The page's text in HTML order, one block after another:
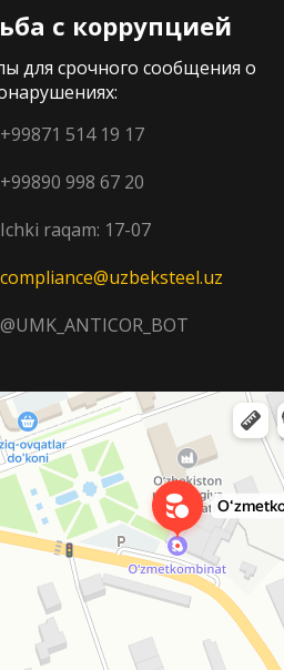
с коррупцией
для срочного сообщения о
+99871 514 19 17
+99890 998 67 20
Ichki raqam: 17-07
compliance@uzbeksteel.uz
@UMK_ANTICOR_BOT